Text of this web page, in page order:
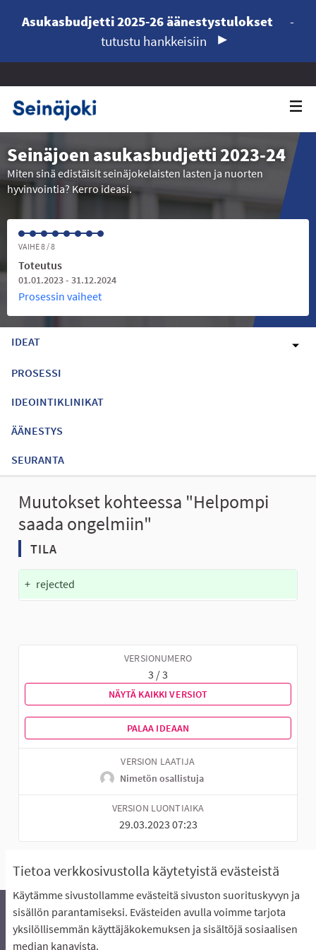
Tietoa verkkosivustolla käytetyistä evästeistä
Käytämme sivustollamme evästeitä sivuston suorituskyvyn ja
sisällön parantamiseksi. Evästeiden avulla voimme tarjota
yksilöllisemmän käyttäjäkokemuksen ja sisältöjä sosiaalisen
median kanavista.
Asukasbudjetti 2025-26 äänestystulokset
-
tutustu hankkeisiin
Seinäjoen asukasbudjetti 2023-24
Miten sinä edistäisit seinäjokelaisten lasten ja nuorten
hyvinvointia? Kerro ideasi.
VAIHE 8 / 8
Toteutus
01.01.2023 - 31.12.2024
Prosessin vaiheet
IDEAT
PROSESSI
IDEOINTIKLINIKAT
ÄÄNESTYS
SEURANTA
Muutokset kohteessa "Helpompi
saada ongelmiin"
TILA
+ rejected
VERSIONUMERO
3 / 3
NÄYTÄ KAIKKI VERSIOT
PALAA IDEAAN
VERSION LAATIJA
Nimetön osallistuja
VERSION LUONTIAIKA
29.03.2023 07:23
Äänestyksen pikaohjeet
Usein kysytyt kysymykset